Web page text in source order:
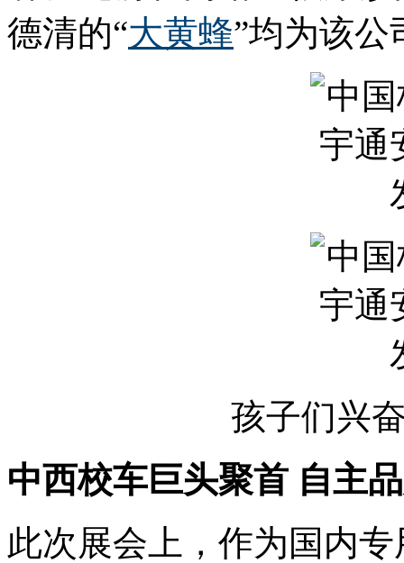
德清的“大黄蜂”均为该公
孩子们兴
中西校车巨头聚首 自主
此次展会上，作为国内